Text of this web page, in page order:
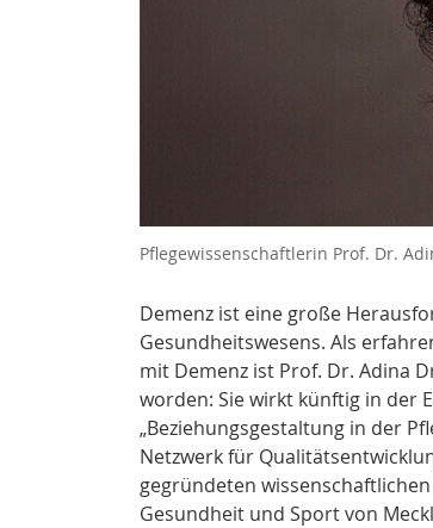
Pflegewissenschaftlerin Prof. Dr.
Demenz ist eine große
Gesundheitswesens. Als
mit Demenz ist Prof. Dr. Adina
worden: Sie wirkt künftig in der
„Beziehungsgestaltung in der
Netzwerk für
gegründeten
Gesundheit und Sport von